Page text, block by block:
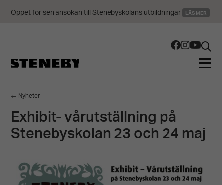
← Nyheter
Exhibit- vårutställning på
Stenebyskolan 23 och 24 maj
Öppet för sen ansökan till Stenebyskolans utbildningar LÄS MER